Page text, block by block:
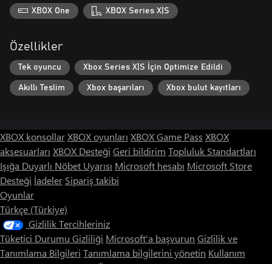
XBOX One XBOX Series X|S
Özellikler
Tek oyuncu Xbox Series X|S İçin Optimize Edildi
Akıllı Teslim Xbox başarıları Xbox bulut kayıtları
XBOX konsollarXBOX oyunları XBOX Game Pass XBOX
aksesuarları XBOX Desteği Geri bildirim Topluluk Standartları
Işığa Duyarlı Nöbet Uyarısı Microsoft hesabı Microsoft Store
Desteği İadeler Sipariş takibi
Oyunlar
Türkçe (Türkiye)
Gizlilik Tercihleriniz
Tüketici Durumu Gizliliği Microsoft'a başvurun Gizlilik ve
Tanımlama Bilgileri Tanımlama bilgilerini yönetin Kullanım